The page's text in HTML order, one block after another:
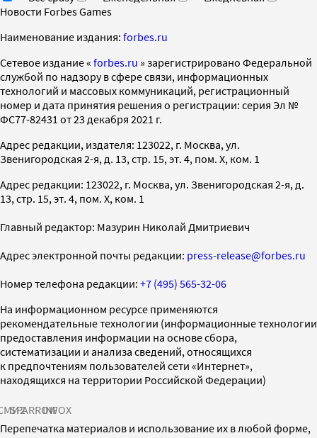
Новости Forbes Games
Наименование издания: forbes.ru
Cетевое издание « forbes.ru » зарегистрировано Федеральной
службой по надзору в сфере связи, информационных
технологий и массовых коммуникаций, регистрационный
номер и дата принятия решения о регистрации: серия Эл №
ФС77-82431 от 23 декабря 2021 г.
Адрес редакции, издателя: 123022, г. Москва, ул.
Звенигородская 2-я, д. 13, стр. 15, эт. 4, пом. X, ком. 1
Адрес редакции: 123022, г. Москва, ул. Звенигородская 2-я, д.
13, стр. 15, эт. 4, пом. X, ком. 1
Главный редактор: Мазурин Николай Дмитриевич
Адрес электронной почты редакции: press-release@forbes.ru
Номер телефона редакции: +7 (495) 565-32-06
На информационном ресурсе применяются
рекомендательные технологии (информационные технологии
предоставления информации на основе сбора,
систематизации и анализа сведений, относящихся
к предпочтениям пользователей сети «Интернет»,
находящихся на территории Российской Федерации)
SPARROWINFOX
Перепечатка материалов и использование их в любой форме,